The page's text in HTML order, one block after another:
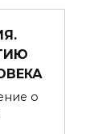
о